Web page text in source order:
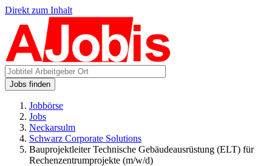
Direkt zum Inhalt
Jobs finden
Jobbörse
Jobs
Neckarsulm
Schwarz Corporate Solutions
Bauprojektleiter Technische Gebäudeausrüstung (ELT) für
Rechenzentrumprojekte (m/w/d)